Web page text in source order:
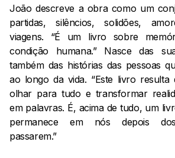
João descreve a obra como um
partidas, silêncios, solidões,
viagens. “É um livro sobre
condição humana.” Nasce das
também das histórias das pessoas
ao longo da vida. “Este livro resulta
olhar para tudo e transformar
em palavras. É, acima de tudo, um
permanece em nós depois dos
passarem.”